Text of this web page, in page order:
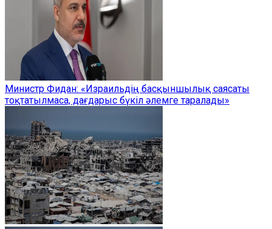
Министр Фидан: «Израильдің басқыншылық саясаты
тоқтатылмаса, дағдарыс бүкіл әлемге таралады»